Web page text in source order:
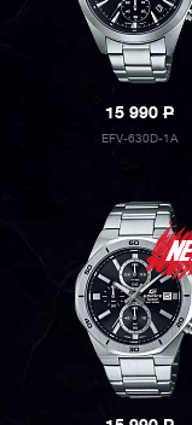
15 990P
EFV-630D-1A